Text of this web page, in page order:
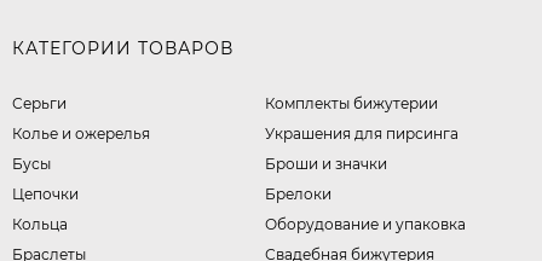
КАТЕГОРИИ ТОВАРОВ
Серьги
Колье и ожерелья
Бусы
Цепочки
Кольца
Браслеты
Комплекты бижутерии
Украшения для пирсинга
Броши и значки
Брелоки
Оборудование и упаковка
Свадебная бижутерия